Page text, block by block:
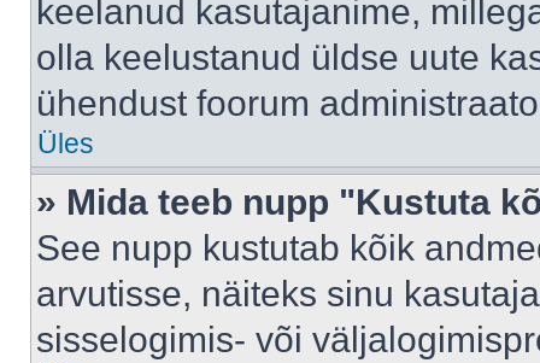
keelanud kasutajanime,
olla keelustanud üldse uute
ühendust foorum
Üles
» Mida teeb nupp "Kustuta
See nupp kustutab kõik
arvutisse, näiteks sinu
sisselogimis- või